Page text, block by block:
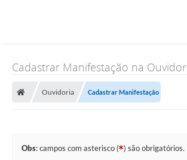
Cadastrar Manifestação na
Ouvidoria Cadastrar Manifestação
Obs: campos com asterisco ( ) são obrigatórios.